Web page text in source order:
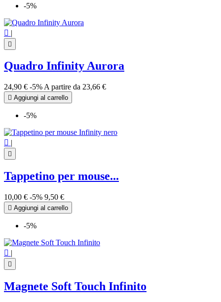
-5%
 |

Quadro Infinity Aurora
24,90 € -5% A partire da 23,66 €
 Aggiungi al carrello
-5%
 |

Tappetino per mouse...
10,00 € -5% 9,50 €
 Aggiungi al carrello
-5%
 |

Magnete Soft Touch Infinito